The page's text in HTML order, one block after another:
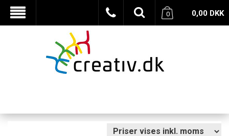
0,00 DKK
0